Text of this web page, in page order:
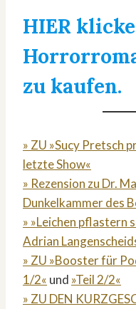
HIER
zu kaufen.
» ZU »Sucy Pretsch
letzte Show«
» Rezension zu Dr.
Dunkelkammer des
» »Leichen pflastern
Adrian
» ZU »Booster für
1/2« und »Teil 2/2«
» ZU DEN